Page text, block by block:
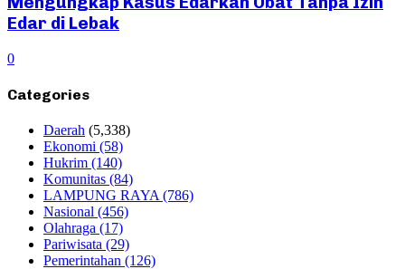
Edar di Lebak
0
Categories
Daerah (5,338)
Ekonomi (58)
Hukrim (140)
Komunitas (84)
LAMPUNG RAYA (786)
Nasional (456)
Olahraga (17)
Pariwisata (29)
Pemerintahan (126)